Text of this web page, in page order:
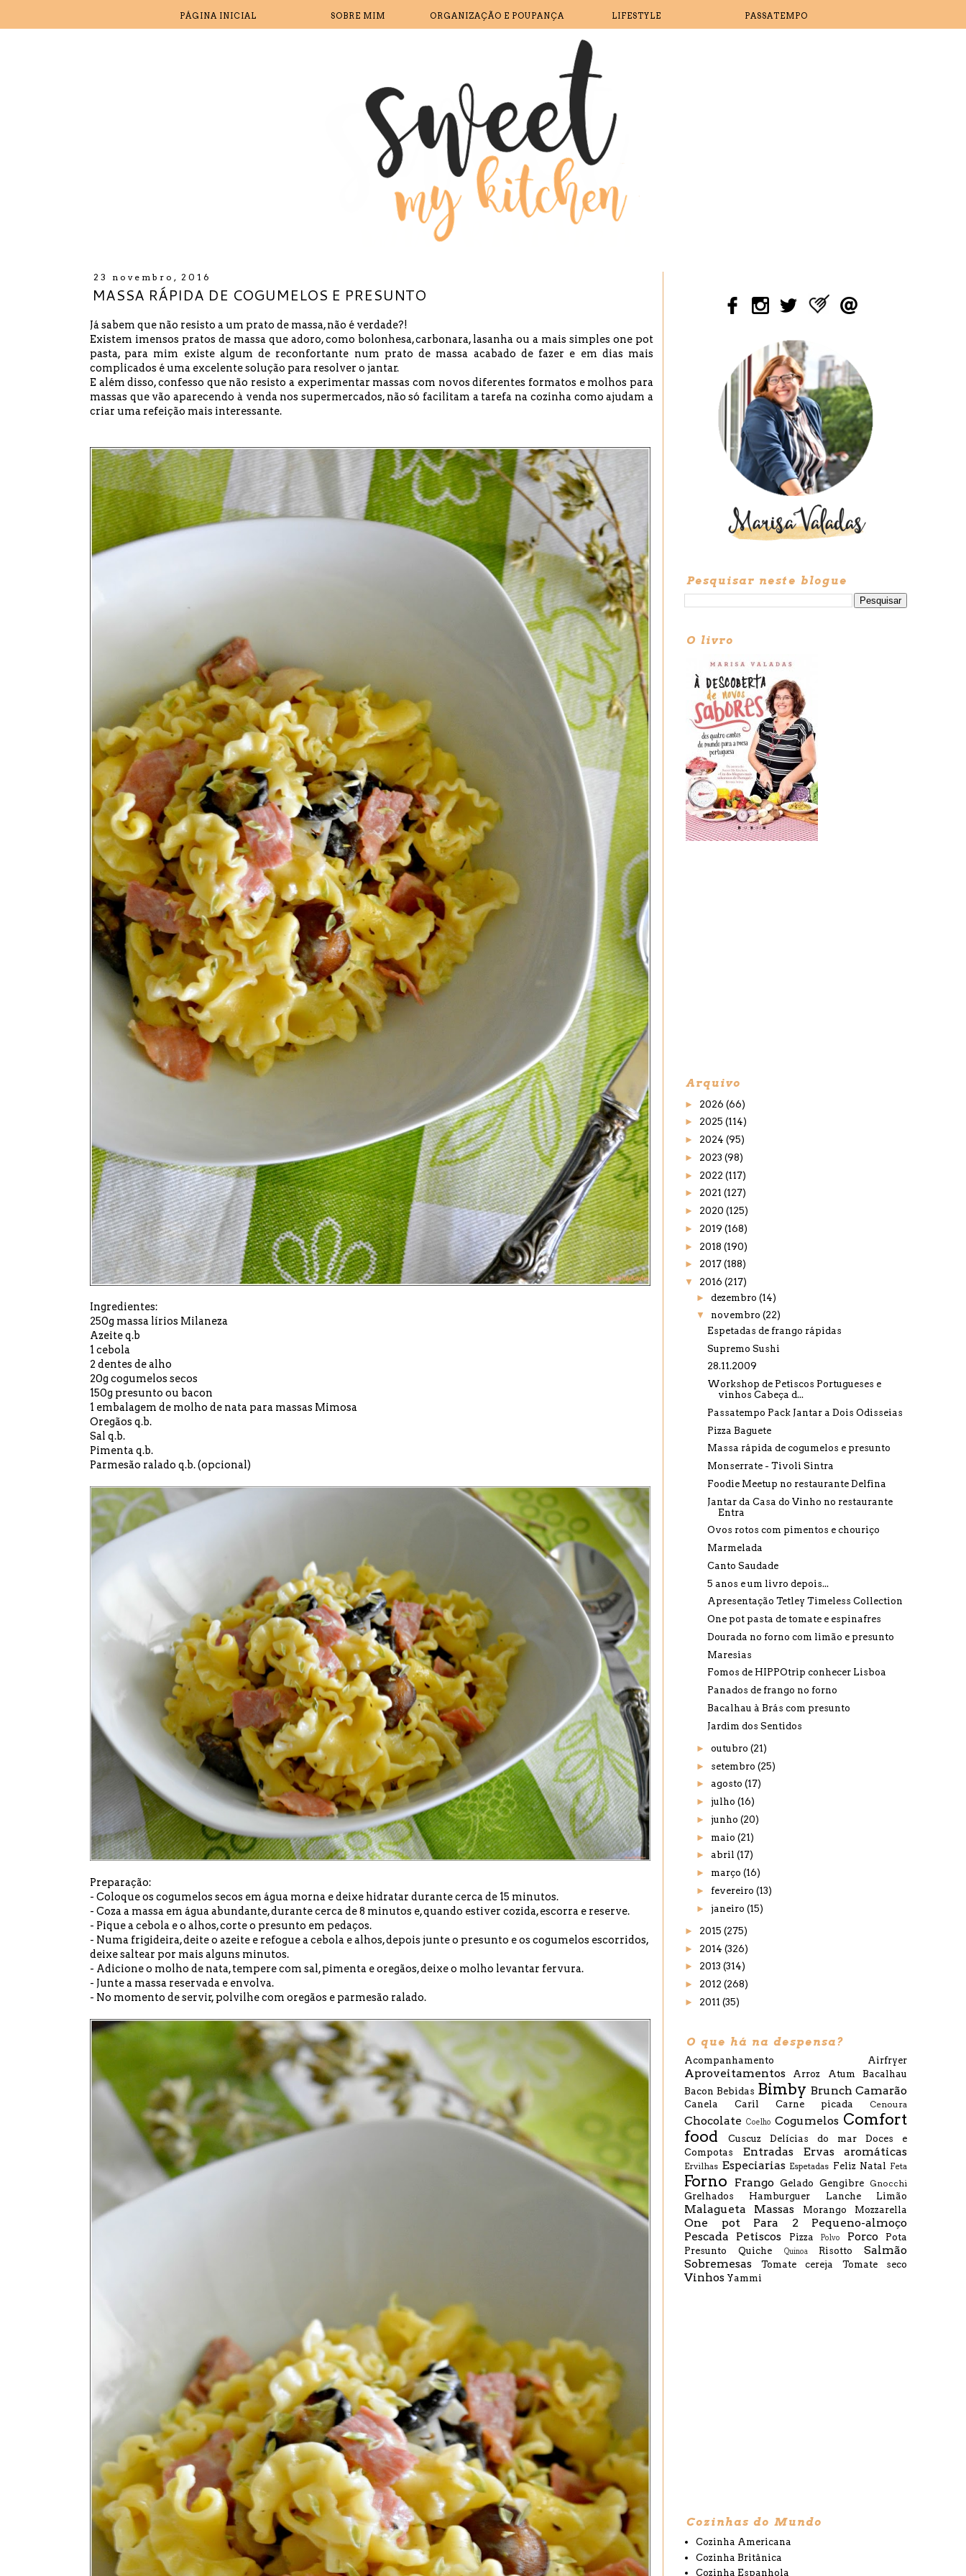
PÁGINA INICIAL SOBRE MIM ORGANIZAÇÃO E POUPANÇA LIFESTYLE PASSATEMPO
23 novembro, 2016
MASSA RÁPIDA DE COGUMELOS E PRESUNTO
Já sabem que não resisto a um prato de massa, não é verdade?!
Existem imensos pratos de massa que adoro, como bolonhesa, carbonara, lasanha ou a mais simples one pot
pasta, para mim existe algum de reconfortante num prato de massa acabado de fazer e em dias mais
complicados é uma excelente solução para resolver o jantar.
E além disso, confesso que não resisto a experimentar massas com novos diferentes formatos e molhos para
massas que vão aparecendo à venda nos supermercados, não só facilitam a tarefa na cozinha como ajudam a
criar uma refeição mais interessante.
Ingredientes:
250g massa lírios Milaneza
Azeite q.b
1 cebola
2 dentes de alho
20g cogumelos secos
150g presunto ou bacon
1 embalagem de molho de nata para massas Mimosa
Oregãos q.b.
Sal q.b.
Pimenta q.b.
Parmesão ralado q.b. (opcional)
Preparação:
- Coloque os cogumelos secos em água morna e deixe hidratar durante cerca de 15 minutos.
- Coza a massa em água abundante, durante cerca de 8 minutos e, quando estiver cozida, escorra e reserve.
- Pique a cebola e o alhos, corte o presunto em pedaços.
- Numa frigideira, deite o azeite e refogue a cebola e alhos, depois junte o presunto e os cogumelos escorridos,
deixe saltear por mais alguns minutos.
- Adicione o molho de nata, tempere com sal, pimenta e oregãos, deixe o molho levantar fervura.
- Junte a massa reservada e envolva.
- No momento de servir, polvilhe com oregãos e parmesão ralado.
Pesquisar neste blogue
O livro
Arquivo
► 2026 (66)
► 2025 (114)
► 2024 (95)
► 2023 (98)
► 2022 (117)
► 2021 (127)
► 2020 (125)
► 2019 (168)
► 2018 (190)
► 2017 (188)
▼ 2016 (217)
► dezembro (14)
▼ novembro (22)
Espetadas de frango rápidas
Supremo Sushi
28.11.2009
Workshop de Petiscos Portugueses e
vinhos Cabeça d...
Passatempo Pack Jantar a Dois Odisseias
Pizza Baguete
Massa rápida de cogumelos e presunto
Monserrate - Tivoli Sintra
Foodie Meetup no restaurante Delfina
Jantar da Casa do Vinho no restaurante
Entra
Ovos rotos com pimentos e chouriço
Marmelada
Canto Saudade
5 anos e um livro depois...
Apresentação Tetley Timeless Collection
One pot pasta de tomate e espinafres
Dourada no forno com limão e presunto
Maresias
Fomos de HIPPOtrip conhecer Lisboa
Panados de frango no forno
Bacalhau à Brás com presunto
Jardim dos Sentidos
► outubro (21)
► setembro (25)
► agosto (17)
► julho (16)
► junho (20)
► maio (21)
► abril (17)
► março (16)
► fevereiro (13)
► janeiro (15)
► 2015 (275)
► 2014 (326)
► 2013 (314)
► 2012 (268)
► 2011 (35)
O que há na despensa?
Acompanhamento Airfryer
Aproveitamentos Arroz Atum
Bacalhau
Bacon Bebidas Bimby Brunch Camarão
Canela Caril Carne picada Cenoura
Chocolate Coelho Cogumelos Comfort
food
Cuscuz Delícias do mar
Doces e
Compotas
Entradas Ervas aromáticas
Ervilhas Especiarias Espetadas Feliz Natal Feta
Forno Frango Gelado Gengibre Gnocchi
Grelhados Hamburguer Lanche Limão
Malagueta Massas Morango Mozzarella
One pot Para 2
Pequeno-almoço
Pescada
Petiscos Pizza Polvo Porco
Pota
Presunto
Quiche Quinoa Risotto
Salmão
Sobremesas
Tomate cereja Tomate seco
Vinhos Yammi
Cozinhas do Mundo
Cozinha Americana
Cozinha Britânica
Cozinha Espanhola